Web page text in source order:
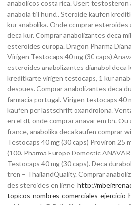
anabolicos costa rica. User: testosteron
anabola till hund,. Steroide kaufen
kur anabolika. Onde comprar esteroides
deca kur. Comprar anabolizantes deca
esteroides europa. Dragon Pharma
Virigen Testocaps 40 mg (30 caps)
esteroides anabolizantes dianabol deca
kreditkarte virigen testocaps, 1 kur
despues. Comprar anabolizantes deca
farmacia portugal. Virigen testocaps 40
kaufen per lastschrift oxandrolona.
en el df, onde comprar anavar em bh.
france, anabolika deca kaufen comprar
Testocaps 40 mg (30 caps) Proviron 25
(100. Pharma Europe Domestic
Testocaps 40 mg (30 caps). Deca
tren – ThailandQuality. Comprar
des steroides en ligne, http://
topicos-nombres-comerciales-ejercicio-